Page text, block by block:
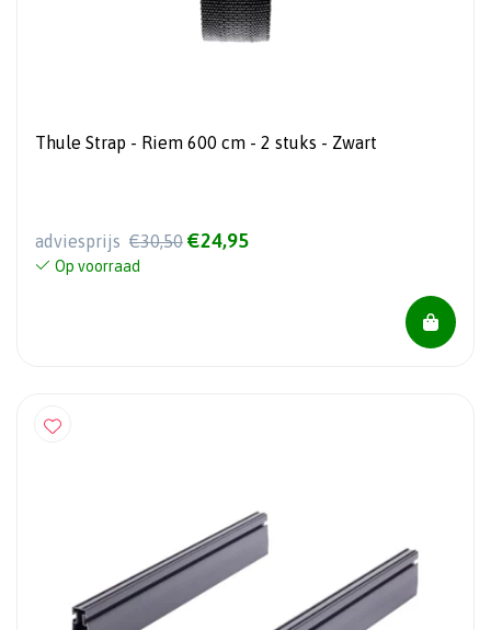
Thule Strap - Riem 600 cm - 2 stuks - Zwart
adviesprijs €30,50 €24,95
Op voorraad